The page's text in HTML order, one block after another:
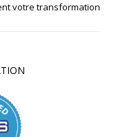
votre transformation